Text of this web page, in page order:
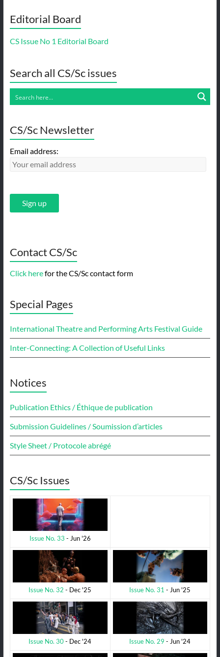
Editorial Board
CS Issue No 1 Editorial Board
Search all CS/Sc issues
CS/Sc Newsletter
Email address:
Contact CS/Sc
Click herefor the CS/Sc contact form
Special Pages
International Theatre and Performing Arts Festival Guide
Inter-Connecting: A Collection of Useful Links
Notices
Publication Ethics / Éthique de publication
Submission Guidelines / Soumission d’articles
Style Sheet / Protocole abrégé
CS/Sc Issues
Issue No. 33 - Jun '26
Issue No. 32 - Dec '25 Issue No. 31 - Jun '25
Issue No. 30- Dec '24 Issue No. 29 - Jun '24